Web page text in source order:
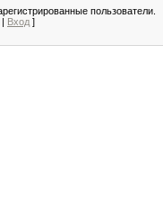
пользователи.
| Вход ]